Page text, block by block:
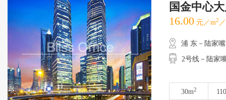
国金中心
16.00 元／m2
浦 东－陆家嘴
2号线－陆家
30m2